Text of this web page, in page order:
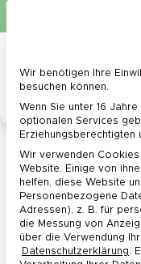
Schnelle
Cookie Richtlinie
Datenschutz-
Wir benötigen Ihre
besuchen können.
Wenn Sie unter 16
optionalen Services
Erziehungsberechtigten
Wir verwenden
Website. Einige von
helfen, diese Website
Personenbezogene
Adressen), z. B. für
die Messung von
über die Verwendung
Datenschutzerklärung.